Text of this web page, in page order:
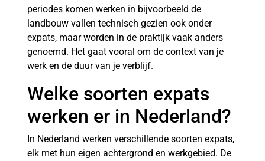
periodes komen werken in bijvoorbeeld de
landbouw vallen technisch gezien ook onder
expats, maar worden in de praktijk vaak anders
genoemd. Het gaat vooral om de context van je
werk en de duur van je verblijf.
Welke soorten expats
werken er in Nederland?
In Nederland werken verschillende soorten expats,
elk met hun eigen achtergrond en werkgebied. De